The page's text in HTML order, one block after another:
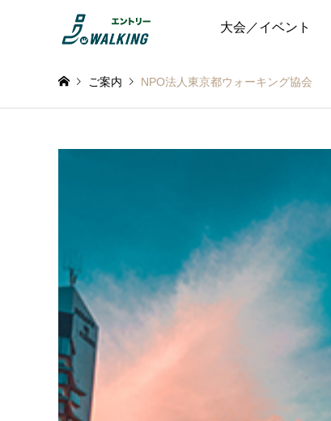
大会／イベント
ご案内 NPO法人東京都ウォーキング協会